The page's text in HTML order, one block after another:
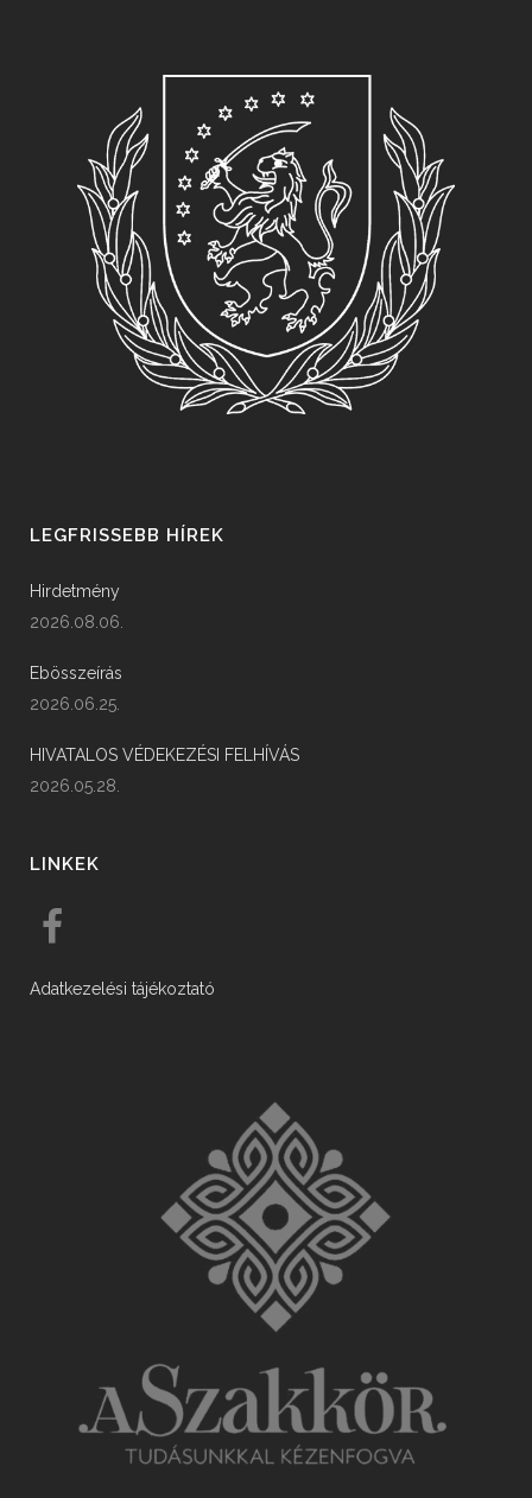
LEGFRISSEBB HÍREK
Hirdetmény
2026.08.06.
Ebösszeírás
2026.06.25.
HIVATALOS VÉDEKEZÉSI FELHÍVÁS
2026.05.28.
LINKEK
Adatkezelési tájékoztató